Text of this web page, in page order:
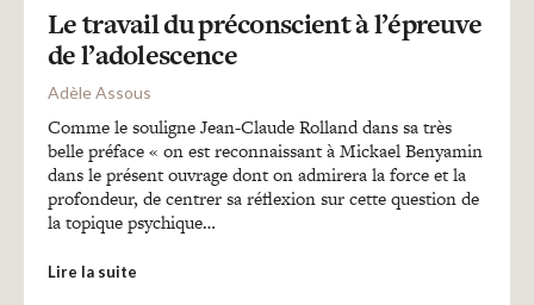
Mon compte
Le travail du préconscient à l’épreuve
de l’adolescence
Adèle Assous
Comme le souligne Jean-Claude Rolland dans sa très
belle préface « on est reconnaissant à Mickael Benyamin
dans le présent ouvrage dont on admirera la force et la
profondeur, de centrer sa réflexion sur cette question de
la topique psychique…
Lire la suite